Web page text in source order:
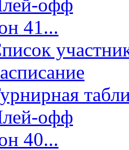
офф
41...
офф
40...